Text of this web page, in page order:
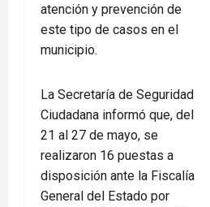
atención y prevención de
este tipo de casos en el
municipio.
La Secretaría de Seguridad
Ciudadana informó que, del
21 al 27 de mayo, se
realizaron 16 puestas a
disposición ante la Fiscalía
General del Estado por